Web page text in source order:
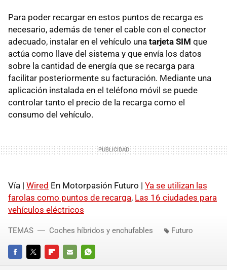
Para poder recargar en estos puntos de recarga es
necesario, además de tener el cable con el conector
adecuado, instalar en el vehículo una tarjeta SIM que
actúa como llave del sistema y que envía los datos
sobre la cantidad de energía que se recarga para
facilitar posteriormente su facturación. Mediante una
aplicación instalada en el teléfono móvil se puede
controlar tanto el precio de la recarga como el
consumo del vehículo.
Vía | Wired En Motorpasión Futuro | Ya se utilizan las
farolas como puntos de recarga, Las 16 ciudades para
vehículos eléctricos
FACEBOOKTWITTERFLIPBOARD
E-
WHATSAPP
TEMAS Coches híbridos y enchufables Futuro